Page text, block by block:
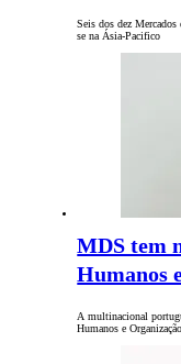
Seis dos dez
se na Ásia-Pacifico
MDS tem
Humanos
A multinacional
Humanos e